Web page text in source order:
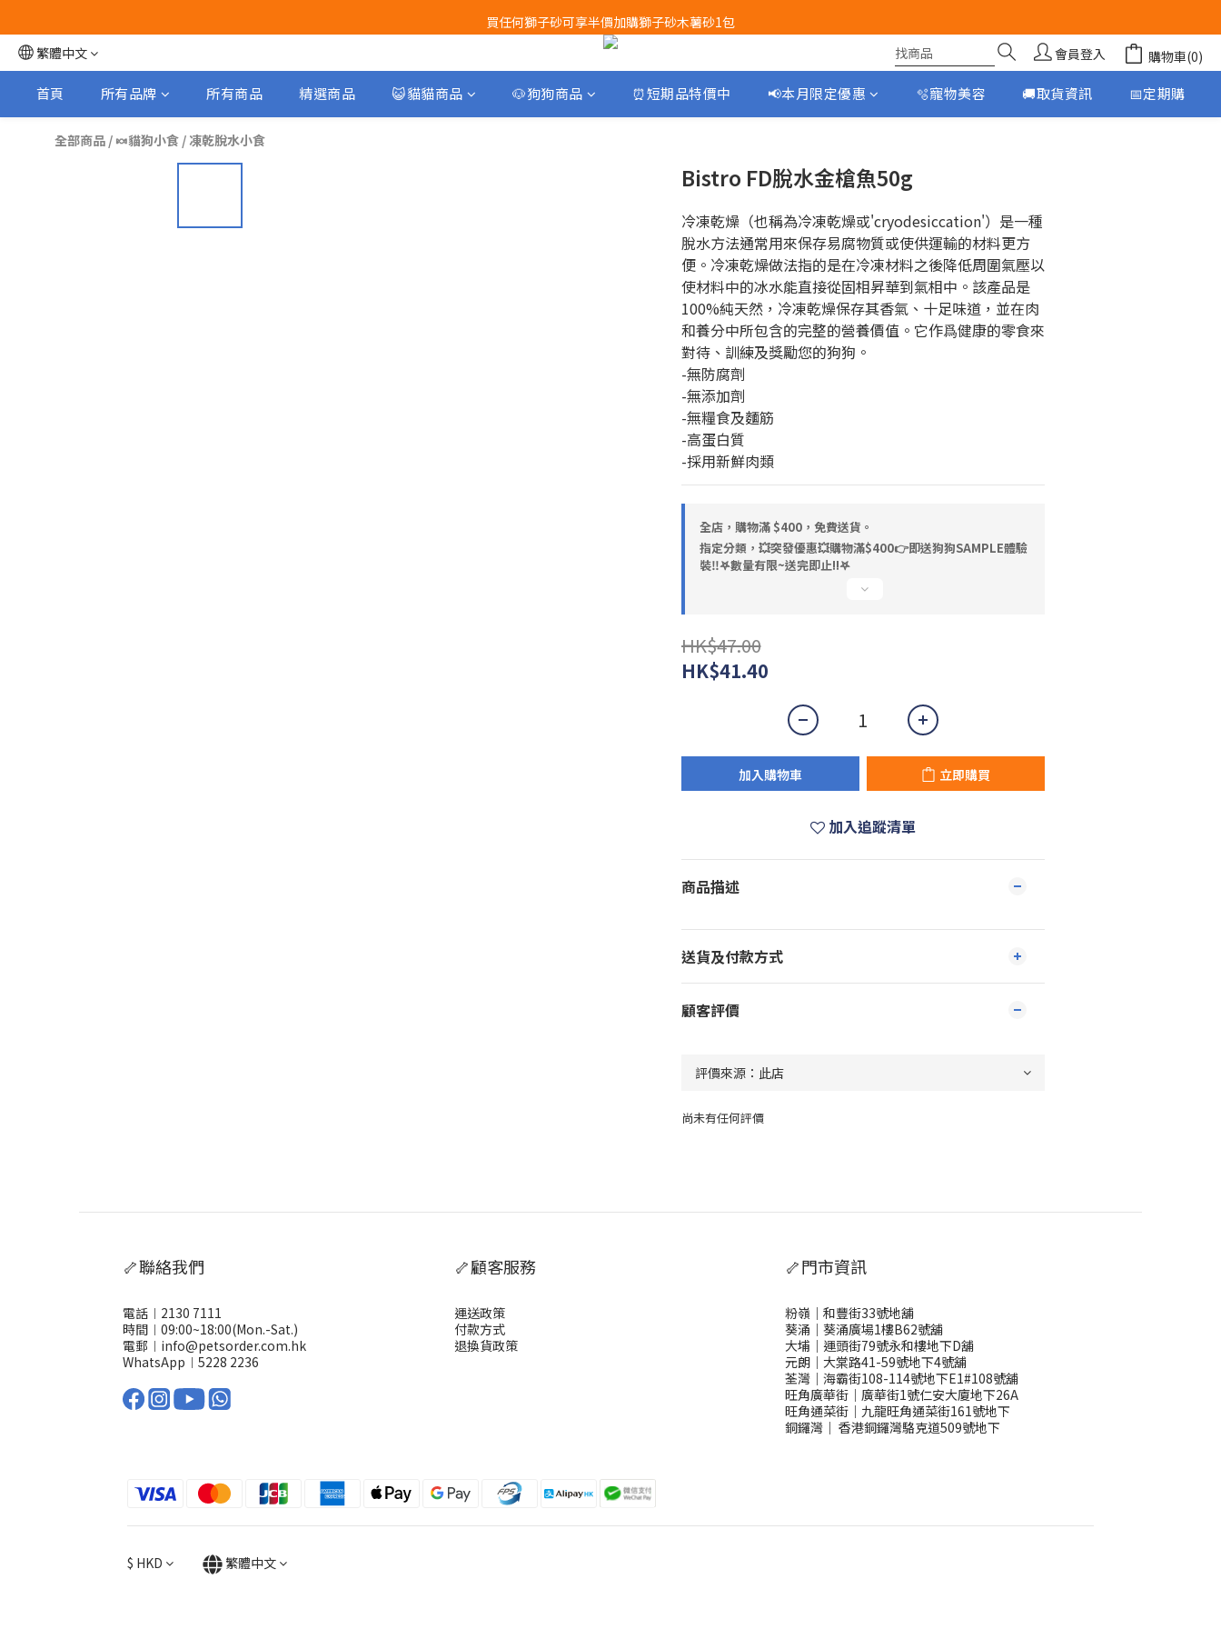
Airbuggy 全線現貨8折！立即點擊火速搶購
買任何獅子砂可享半價加購獅子砂木薯砂1包
Airbuggy 全線現貨8折！立即點擊火速搶購
繁體中文 會員登入 購物車(0)
首頁 所有品牌 所有商品 精選商品 😺貓貓商品 🐶狗狗商品 ⏰短期品特價中 📢本月限定優惠 🫧寵物美容 🚚取貨資訊 📅定期購
全部商品 / 🍬貓狗小食 / 凍乾脫水小食
Bistro FD脫水金槍魚50g
冷凍乾燥（也稱為冷凍乾燥或'cryodesiccation'）是一種
脫水方法通常用來保存易腐物質或使供運輸的材料更方
便。冷凍乾燥做法指的是在冷凍材料之後降低周圍氣壓以
使材料中的冰水能直接從固相昇華到氣相中。該產品是
100%純天然，冷凍乾燥保存其香氣、十足味道，並在肉
和養分中所包含的完整的營養價值。它作爲健康的零食來
對待、訓練及獎勵您的狗狗。
-無防腐劑
-無添加劑
-無糧食及麵筋
-高蛋白質
-採用新鮮肉類
全店，購物滿 $400，免費送貨。
指定分類，💥突發優惠💥購物滿$400👉即送狗狗SAMPLE體驗
裝‼️𖤐數量有限~送完即止!!𖤐
HK$47.00
HK$41.40
加入購物車 立即購買
加入追蹤清單
商品描述
送貨及付款方式
顧客評價
尚未有任何評價
🦴聯絡我們
電話︱2130 7111
時間︱09:00~18:00(Mon.-Sat.)
電郵︱info@petsorder.com.hk
WhatsApp︱ 5228 2236
🦴顧客服務
運送政策
付款方式
退換貨政策
🦴門市資訊
粉嶺｜和豐街33號地舖
葵涌｜葵涌廣場1樓B62號舖
大埔｜運頭街79號永和樓地下D舖
元朗｜大棠路41-59號地下4號舖
荃灣｜海霸街108-114號地下E1#108號舖
旺角廣華街｜廣華街1號仁安大廈地下26A
旺角通菜街｜九龍旺角通菜街161號地下
銅鑼灣 ｜ 香港銅鑼灣駱克道509號地下
$ HKD 繁體中文